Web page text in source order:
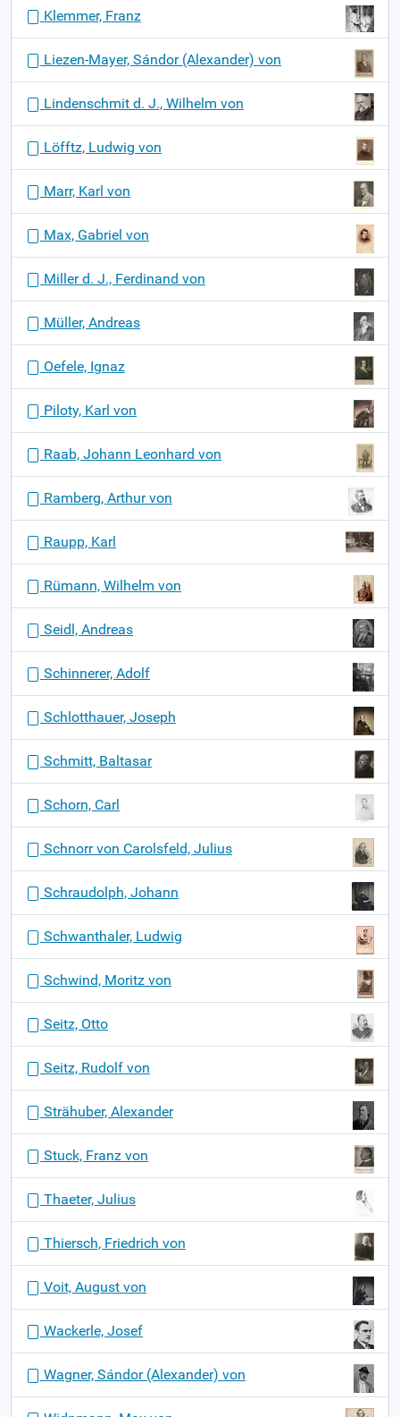
Klemmer, Franz
Liezen-Mayer, Sándor (Alexander) von
Lindenschmit d. J., Wilhelm von
Löfftz, Ludwig von
Marr, Karl von
Max, Gabriel von
Miller d. J., Ferdinand von
Müller, Andreas
Oefele, Ignaz
Piloty, Karl von
Raab, Johann Leonhard von
Ramberg, Arthur von
Raupp, Karl
Rümann, Wilhelm von
Seidl, Andreas
Schinnerer, Adolf
Schlotthauer, Joseph
Schmitt, Baltasar
Schorn, Carl
Schnorr von Carolsfeld, Julius
Schraudolph, Johann
Schwanthaler, Ludwig
Schwind, Moritz von
Seitz, Otto
Seitz, Rudolf von
Strähuber, Alexander
Stuck, Franz von
Thaeter, Julius
Thiersch, Friedrich von
Voit, August von
Wackerle, Josef
Wagner, Sándor (Alexander) von